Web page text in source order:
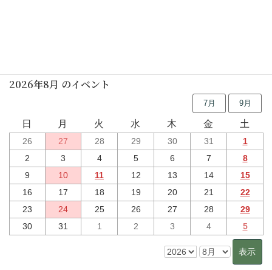
2026年8月 のイベント
7月 9月
日 月 火 水 木 金 土
26 27 28 29 30 31
1
2
3 4 5 6 7
8
9
10 11 12 13 14
15
16
17 18 19 20 21
22
23
24 25 26 27 28
29
30
31 1 2 3 4 5